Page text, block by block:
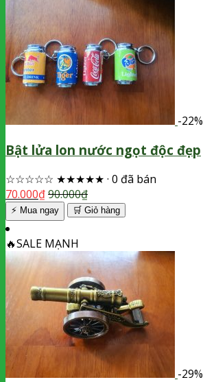
-22%
Bật lửa lon nước ngọt độc đẹp
☆☆☆☆☆ ★★★★★ · 0 đã bán
70.000₫90.000₫
⚡ Mua ngay 🛒 Giỏ hàng
🔥SALE MẠNH
-29%